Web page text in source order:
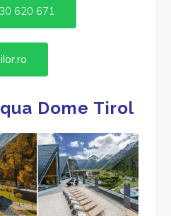
620 671
Dome Tirol